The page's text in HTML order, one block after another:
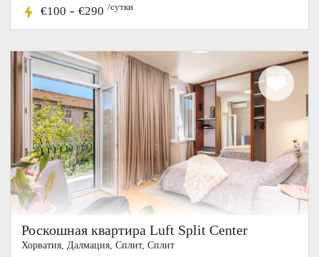
€100 - €290 /сутки
Роскошная квартира Luft Split Center
Хорватия, Далмация, Cплит, Сплит